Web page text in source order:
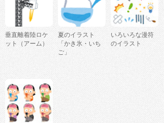
垂直離着陸ロケ
ット（アーム）
夏のイラスト
「かき氷・いち
ご」
いろいろな漫符
のイラスト